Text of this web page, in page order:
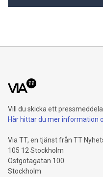
Vill du skicka ett
Här hittar du mer information
Via TT, en tjänst från TT
105 12 Stockholm
Östgötagatan 100
Stockholm